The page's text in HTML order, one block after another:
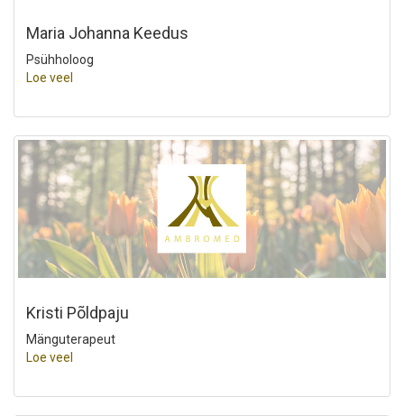
Maria Johanna Keedus
Psühholoog
Loe veel
Kristi Põldpaju
Mänguterapeut
Loe veel